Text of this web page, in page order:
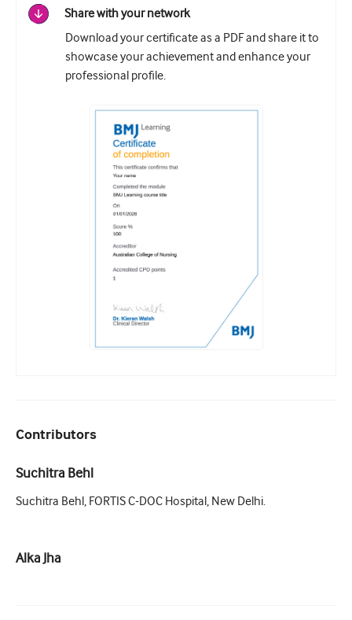
Share with your network
Download your certificate as a PDF and share it to
showcase your achievement and enhance your
professional profile.
Contributors
Suchitra Behl
Suchitra Behl, FORTIS C-DOC Hospital, New Delhi.
Alka Jha